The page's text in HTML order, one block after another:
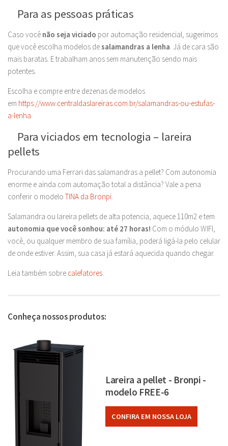
Para as pessoas práticas
Caso você não seja viciado por automação residencial, sugerimos
que você escolha modelos desalamandras a lenha . Já de cara são
mais baratas. E trabalham anos sem manutenção sendo mais
potentes.
Escolha e compre entre dezenas de modelos
em https://www.centraldaslareiras.com.br/salamandras-ou-estufas-
a-lenha
Para viciados em tecnologia – lareira
pellets
Procurando uma Ferrari das salamandras a pellet? Com autonomia
enorme e ainda com automação total a distância? Vale a pena
conferir o modelo TINA da Bronpi
Salamandra ou lareira pellets de alta potencia, aquece 110m2 e tem
autonomia que você sonhou: até 27 horas! Com o módulo WIFI,
você, ou qualquer membro de sua família, poderá ligá-la pelo celular
de onde estiver. Assim, sua casa já estará aquecida quando chegar.
Leia também sobre calefatores
Conheça nossos produtos:
Lareira a pellet - Bronpi -
modelo FREE-6
CONFIRA EM NOSSA LOJA